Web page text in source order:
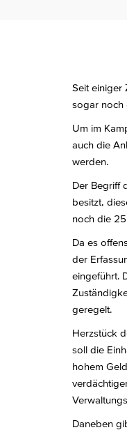
Seit einiger
sogar noch
Um im
auch die
werden.
Der Begriff
besitzt,
noch die
Da es
der
eingeführt.
geregelt.
Herzstück
soll die
hohem
Daneben